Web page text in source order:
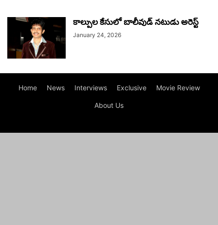
కాల్పుల కేసులో బాలీవుడ్ నటుడు అరెస్ట్
January 24, 2026
Home News Interviews Exclusive Movie Review
About Us